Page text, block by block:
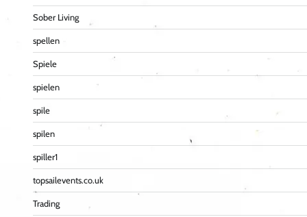
Sober Living
spellen
Spiele
spielen
spile
spilen
spiller1
topsailevents.co.uk
Trading